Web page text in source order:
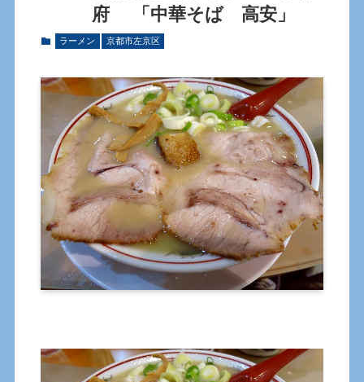
府 「中華そば 高安」
ラーメン 京都市左京区